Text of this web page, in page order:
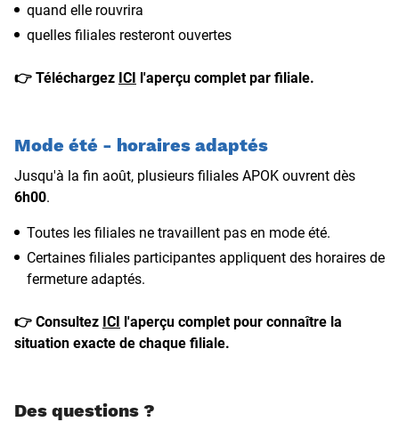
quand elle rouvrira
quelles filiales resteront ouvertes
👉 Téléchargez ICI l'aperçu complet par filiale.
Mode été - horaires adaptés
Jusqu'à la fin août, plusieurs filiales APOK ouvrent dès
6h00.
Toutes les filiales ne travaillent pas en mode été.
Certaines filiales participantes appliquent des horaires de
fermeture adaptés.
👉 Consultez ICI l'aperçu complet pour connaître la
situation exacte de chaque filiale.
Des questions ?